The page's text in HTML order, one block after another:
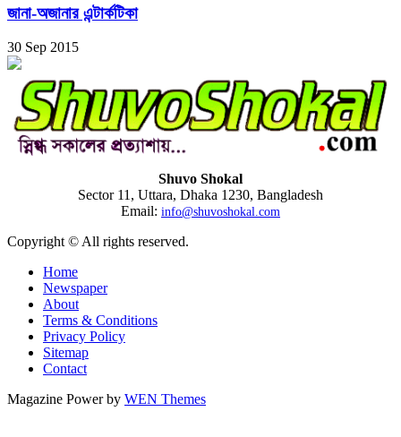
জানা-অজানার এন্টার্কটিকা
30 Sep 2015
Shuvo Shokal
Sector 11, Uttara, Dhaka 1230, Bangladesh
Email: info@shuvoshokal.com
Copyright © All rights reserved.
Home
Newspaper
About
Terms & Conditions
Privacy Policy
Sitemap
Contact
Magazine Power by WEN Themes